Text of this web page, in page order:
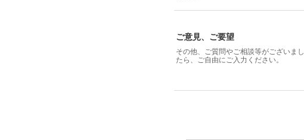
ご意見、ご要望
その他、ご質問やご相談等がございまし
たら、ご自由にご入力ください。